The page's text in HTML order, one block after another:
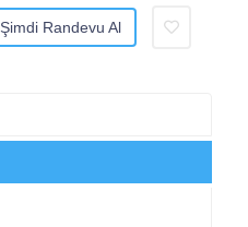
Şimdi Randevu Al